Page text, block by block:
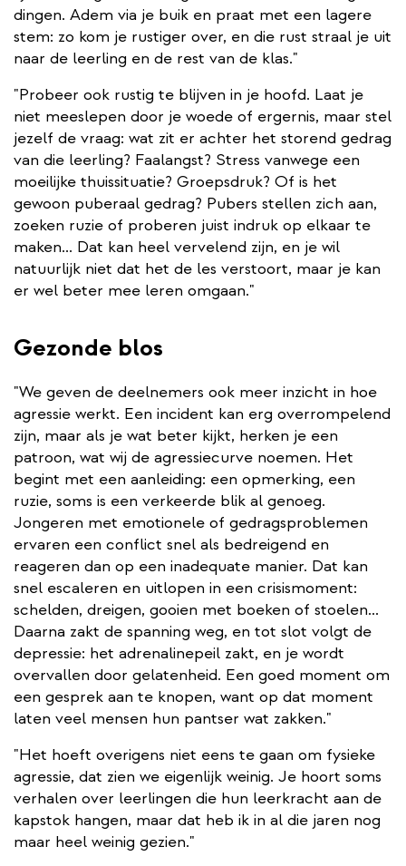
dingen. Adem via je buik en praat met een lagere
stem: zo kom je rustiger over, en die rust straal je uit
naar de leerling en de rest van de klas."
"Probeer ook rustig te blijven in je hoofd. Laat je
niet meeslepen door je woede of ergernis, maar stel
jezelf de vraag: wat zit er achter het storend gedrag
van die leerling? Faalangst? Stress vanwege een
moeilijke thuissituatie? Groepsdruk? Of is het
gewoon puberaal gedrag? Pubers stellen zich aan,
zoeken ruzie of proberen juist indruk op elkaar te
maken... Dat kan heel vervelend zijn, en je wil
natuurlijk niet dat het de les verstoort, maar je kan
er wel beter mee leren omgaan."
Gezonde blos
"We geven de deelnemers ook meer inzicht in hoe
agressie werkt. Een incident kan erg overrompelend
zijn, maar als je wat beter kijkt, herken je een
patroon, wat wij de agressiecurve noemen. Het
begint met een aanleiding: een opmerking, een
ruzie, soms is een verkeerde blik al genoeg.
Jongeren met emotionele of gedragsproblemen
ervaren een conflict snel als bedreigend en
reageren dan op een inadequate manier. Dat kan
snel escaleren en uitlopen in een crisismoment:
schelden, dreigen, gooien met boeken of stoelen...
Daarna zakt de spanning weg, en tot slot volgt de
depressie: het adrenalinepeil zakt, en je wordt
overvallen door gelatenheid. Een goed moment om
een gesprek aan te knopen, want op dat moment
laten veel mensen hun pantser wat zakken."
"Het hoeft overigens niet eens te gaan om fysieke
agressie, dat zien we eigenlijk weinig. Je hoort soms
verhalen over leerlingen die hun leerkracht aan de
kapstok hangen, maar dat heb ik in al die jaren nog
maar heel weinig gezien."